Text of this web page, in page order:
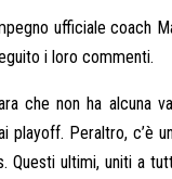
ufficiale coach
i loro commenti.
che non ha alcuna
Peraltro, c’è
ultimi, uniti a